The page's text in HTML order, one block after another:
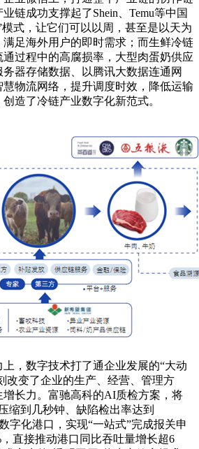
链成功支撑起了Shein、Temu等中国
式，让它们可以以周，甚至是以天为
足海外用户的即时需求；而生鲜冷链
过程中的高腐损率，大型肉蛋奶供应
器存储数据、以腾讯大数据连通网
物流网络，提升调度时效，降低运输
造了冷链产业数字化新范式。
数字技术打了通企业发展的“大动
改变了企业的生产、经营、管理方
长力。富驰高科的AI质检方案，将
缩到几秒钟、缺陷检出率达到
字化港口，实现“一站式”完成报关申
直接推动港口同比吞吐量增长超6